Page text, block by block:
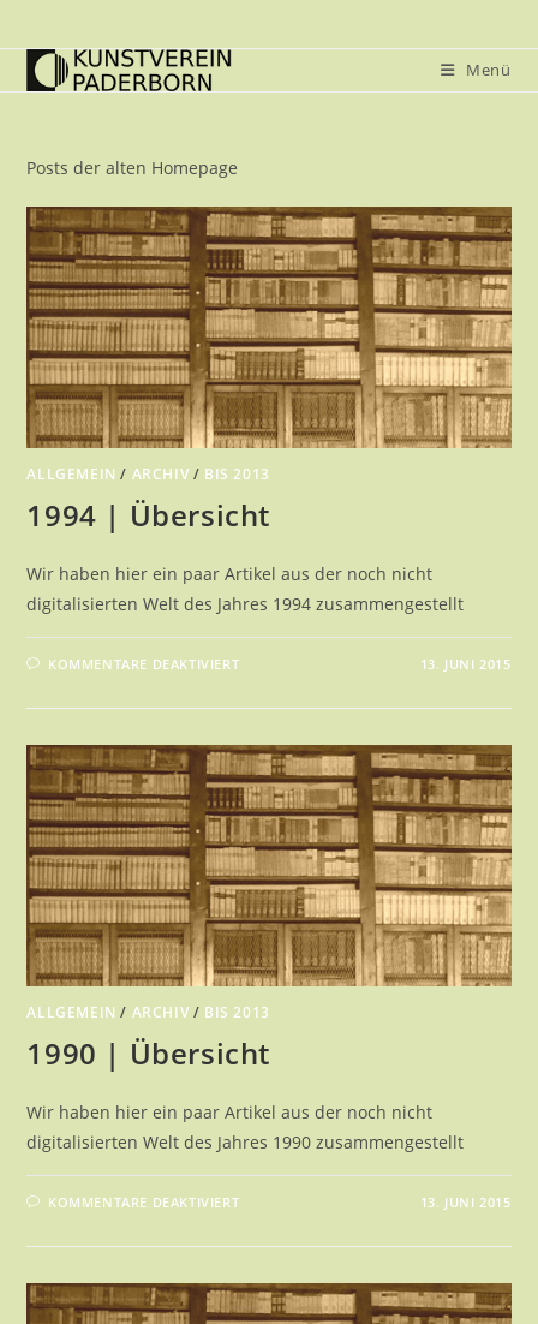
Inhalt
springen
Menü
Posts der alten Homepage
ALLGEMEIN / ARCHIV / BIS 2013
1994 | Übersicht
Wir haben hier ein paar Artikel aus der noch nicht
digitalisierten Welt des Jahres 1994 zusammengestellt
KOMMENTARE DEAKTIVIERTFÜR
ÜBERSICHT
13. JUNI 2015
ALLGEMEIN / ARCHIV / BIS 2013
1990 | Übersicht
Wir haben hier ein paar Artikel aus der noch nicht
digitalisierten Welt des Jahres 1990 zusammengestellt
KOMMENTARE DEAKTIVIERTFÜR
ÜBERSICHT
13. JUNI 2015